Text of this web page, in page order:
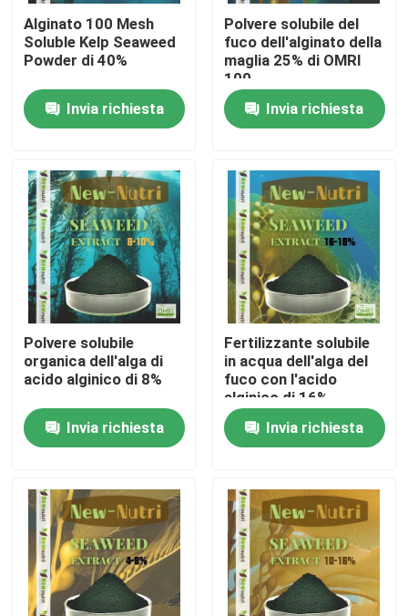
Casa
Contatti
Prodotti
Fertilizzante organico di acido umico
Fertilizzante organico dell'aminoacido
Fertilizzante organico dell'azoto
Fertilizzante dell'umato del potassio
Fertilizzante della polvere dell'estratto dell'alga
Polvere acida fulvica
Alginato 100 Mesh
Soluble Kelp Seaweed
Powder di 40%
Invia richiesta
Polvere solubile del
fuco dell'alginato della
maglia 25% di OMRI
100
Invia richiesta
Polvere solubile
organica dell'alga di
acido alginico di 8%
Invia richiesta
Fertilizzante solubile
in acqua dell'alga del
fuco con l'acido
alginico di 16%
Invia richiesta